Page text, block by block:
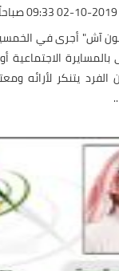
02-10-2019 09:33 صباحاً
آش" أجرى في
الاجتماعية
يتنكر لأرائه